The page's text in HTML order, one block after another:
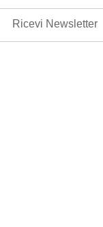
Ricevi Newsletter